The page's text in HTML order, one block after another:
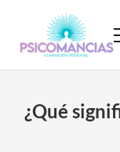
Psicomancias
¿Qué